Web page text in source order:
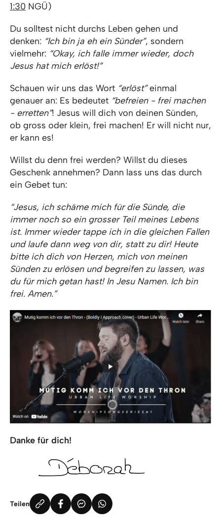
1:30 NGÜ)
Du solltest nicht durchs Leben gehen und
denken: “Ich bin ja eh ein Sünder”, sondern
vielmehr: “Okay, ich falle immer wieder, doch
Jesus hat mich erlöst!”
Schauen wir uns das Wort “erlöst”einmal
genauer an: Es bedeutet “befreien - frei machen
- erretten”! Jesus will dich von deinen Sünden,
ob gross oder klein, frei machen! Er will nicht nur,
er kann es!
Willst du denn frei werden? Willst du dieses
Geschenk annehmen? Dann lass uns das durch
ein Gebet tun:
“Jesus, ich schäme mich für die Sünde, die
immer noch so ein grosser Teil meines Lebens
ist. Immer wieder tappe ich in die gleichen Fallen
und laufe dann weg von dir, statt zu dir! Heute
bitte ich dich von Herzen, mich von meinen
Sünden zu erlösen und begreifen zu lassen, was
du für mich getan hast! In Jesu Namen. Ich bin
frei. Amen.”
Danke für dich!
Teilen